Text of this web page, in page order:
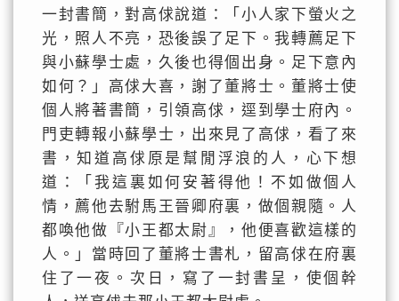
一封書簡，對高俅說道：「小人家下螢火之
光，照人不亮，恐後誤了足下。我轉薦足下
與小蘇學士處，久後也得個出身。足下意內
如何？」高俅大喜，謝了董將士。董將士使
個人將著書簡，引領高俅，逕到學士府內。
門吏轉報小蘇學士，出來見了高俅，看了來
書，知道高俅原是幫閒浮浪的人，心下想
道：「我這裏如何安著得他！不如做個人
情，薦他去駙馬王晉卿府裏，做個親隨。人
都喚他做『小王都太尉』，他便喜歡這樣的
人。」當時回了董將士書札，留高俅在府裏
住了一夜。次日，寫了一封書呈，使個幹